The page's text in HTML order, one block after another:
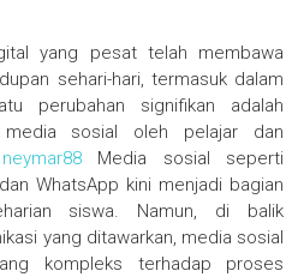
yang pesat telah membawa
sehari-hari, termasuk dalam
perubahan signifikan adalah
media sosial oleh pelajar dan
Media sosial seperti
WhatsApp kini menjadi bagian
siswa. Namun, di balik
yang ditawarkan, media sosial
kompleks terhadap proses